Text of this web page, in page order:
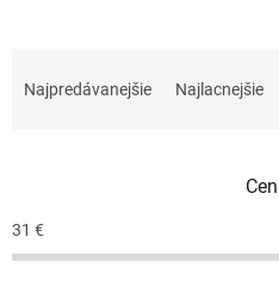
e
p
r
Najpredávanejšie Najlacnejšie
31 €